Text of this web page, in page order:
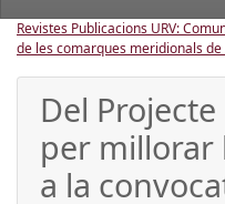
Revistes Publicacions URV:
de les comarques meridionals de
Del
per millorar
a la